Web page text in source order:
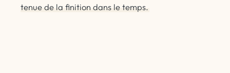
tenue de la finition dans le temps.